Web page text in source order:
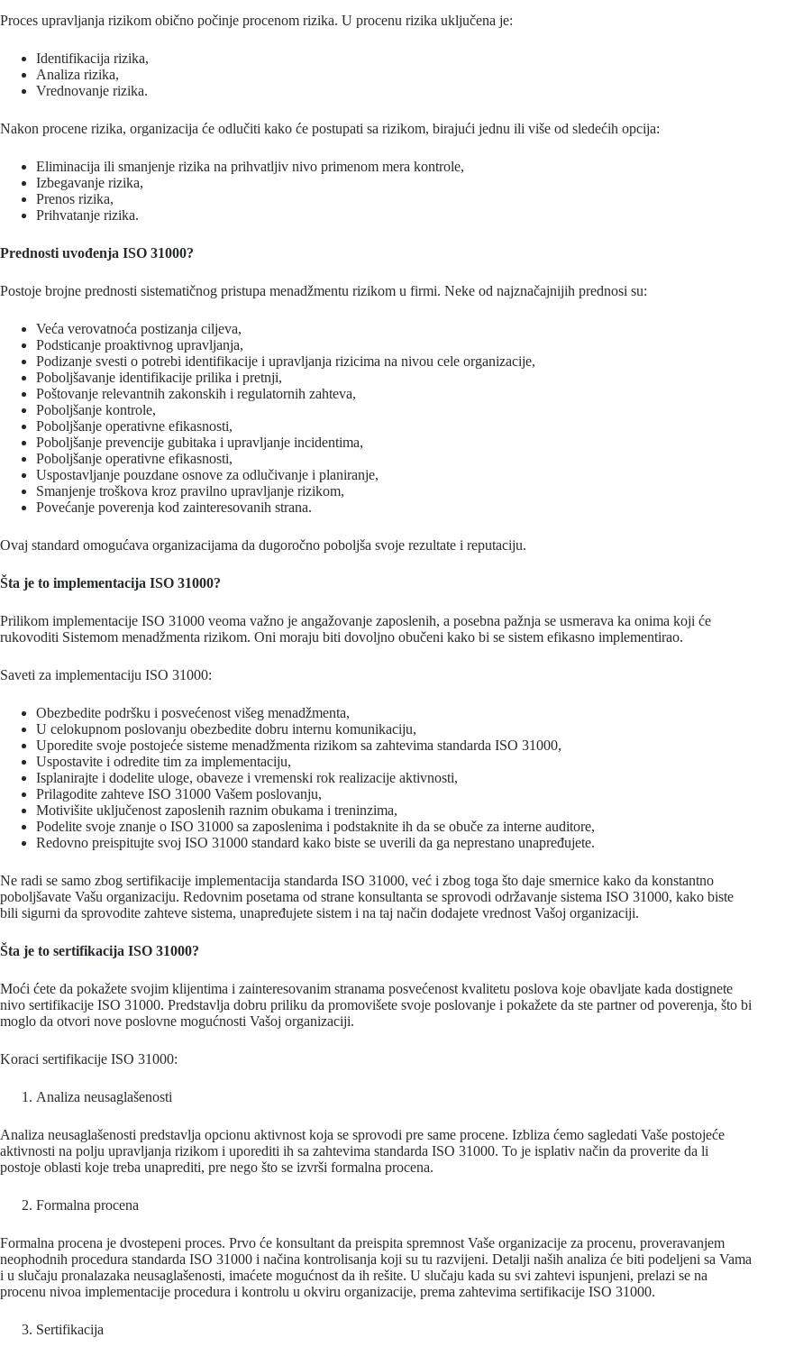
Proces upravljanja rizikom obično počinje procenom rizika. U procenu rizika uključena je:
Identifikacija rizika,
Analiza rizika,
Vrednovanje rizika.
Nakon procene rizika, organizacija će odlučiti kako će postupati sa rizikom, birajući jednu ili više od sledećih opcija:
Eliminacija ili smanjenje rizika na prihvatljiv nivo primenom mera kontrole,
Izbegavanje rizika,
Prenos rizika,
Prihvatanje rizika.
Prednosti uvođenja ISO 31000?
Postoje brojne prednosti sistematičnog pristupa menadžmentu rizikom u firmi. Neke od najznačajnijih prednosi su:
Veća verovatnoća postizanja ciljeva,
Podsticanje proaktivnog upravljanja,
Podizanje svesti o potrebi identifikacije i upravljanja rizicima na nivou cele organizacije,
Poboljšavanje identifikacije prilika i pretnji,
Poštovanje relevantnih zakonskih i regulatornih zahteva,
Poboljšanje kontrole,
Poboljšanje operativne efikasnosti,
Poboljšanje prevencije gubitaka i upravljanje incidentima,
Poboljšanje operativne efikasnosti,
Uspostavljanje pouzdane osnove za odlučivanje i planiranje,
Smanjenje troškova kroz pravilno upravljanje rizikom,
Povećanje poverenja kod zainteresovanih strana.
Ovaj standard omogućava organizacijama da dugoročno poboljša svoje rezultate i reputaciju.
Šta je to implementacija ISO 31000?
Prilikom implementacije ISO 31000 veoma važno je angažovanje zaposlenih, a posebna pažnja se usmerava ka onima koji će
rukovoditi Sistemom menadžmenta rizikom. Oni moraju biti dovoljno obučeni kako bi se sistem efikasno implementirao.
Saveti za implementaciju ISO 31000:
Obezbedite podršku i posvećenost višeg menadžmenta,
U celokupnom poslovanju obezbedite dobru internu komunikaciju,
Uporedite svoje postojeće sisteme menadžmenta rizikom sa zahtevima standarda ISO 31000,
Uspostavite i odredite tim za implementaciju,
Isplanirajte i dodelite uloge, obaveze i vremenski rok realizacije aktivnosti,
Prilagodite zahteve ISO 31000 Vašem poslovanju,
Motivišite uključenost zaposlenih raznim obukama i treninzima,
Podelite svoje znanje o ISO 31000 sa zaposlenima i podstaknite ih da se obuče za interne auditore,
Redovno preispitujte svoj ISO 31000 standard kako biste se uverili da ga neprestano unapređujete.
Ne radi se samo zbog sertifikacije implementacija standarda ISO 31000, već i zbog toga što daje smernice kako da konstantno
poboljšavate Vašu organizaciju. Redovnim posetama od strane konsultanta se sprovodi održavanje sistema ISO 31000, kako biste
bili sigurni da sprovodite zahteve sistema, unapređujete sistem i na taj način dodajete vrednost Vašoj organizaciji.
Šta je to sertifikacija ISO 31000?
Moći ćete da pokažete svojim klijentima i zainteresovanim stranama posvećenost kvalitetu poslova koje obavljate kada dostignete
nivo sertifikacije ISO 31000. Predstavlja dobru priliku da promovišete svoje poslovanje i pokažete da ste partner od poverenja, što bi
moglo da otvori nove poslovne mogućnosti Vašoj organizaciji.
Koraci sertifikacije ISO 31000:
Analiza neusaglašenosti
Analiza neusaglašenosti predstavlja opcionu aktivnost koja se sprovodi pre same procene. Izbliza ćemo sagledati Vaše postojeće
aktivnosti na polju upravljanja rizikom i uporediti ih sa zahtevima standarda ISO 31000. To je isplativ način da proverite da li
postoje oblasti koje treba unaprediti, pre nego što se izvrši formalna procena.
Formalna procena
Formalna procena je dvostepeni proces. Prvo će konsultant da preispita spremnost Vaše organizacije za procenu, proveravanjem
neophodnih procedura standarda ISO 31000 i načina kontrolisanja koji su tu razvijeni. Detalji naših analiza će biti podeljeni sa Vama
i u slučaju pronalazaka neusaglašenosti, imaćete mogućnost da ih rešite. U slučaju kada su svi zahtevi ispunjeni, prelazi se na
procenu nivoa implementacije procedura i kontrolu u okviru organizacije, prema zahtevima sertifikacije ISO 31000.
Sertifikacija